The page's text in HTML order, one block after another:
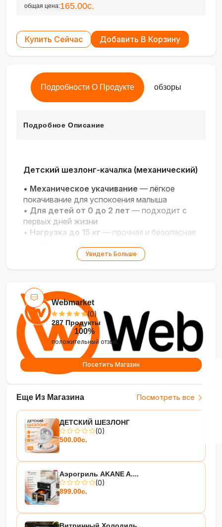
общая цена:165.00с.
Купить Сейчас Добавить В Корзину
Подробности О Продукте обзоры
Подробное Описание
Детский шезлонг-качалка (механический)
• Механическое укачивание — лёгкое
покачивание для успокоения малыша
• Для детей от 0 до 2 лет — подходит с
первых дней жизни
• Нагрузка до 15 кг — прочная и безопасная
Универсальный дизайн— подходит для
переносить по дому
Увидеть Больше
Еще Из Магазина Посмотреть все
ДЕТСКИЙ ШЕЗЛОНГ
(0)
500.00с.
Аэрогриль AKANE A....
(0)
899.00с.
Webmarket
(0)
287 Продукты
100%
положительный отзыв
Посетить Магазин